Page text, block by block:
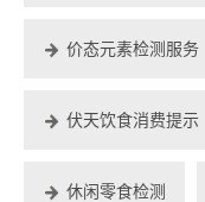
价态元素检测服务
伏天饮食消费提示
休闲零食检测